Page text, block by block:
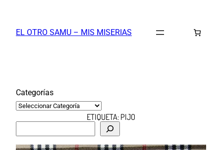
contenido
EL OTRO SAMU – MIS MISERIAS
Categorías
ETIQUETA:PIJO